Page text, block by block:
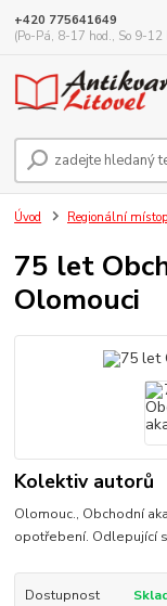
+420 775641649
(Po-Pá, 8-17 hod., So 9-12
Úvod Regionální
75 let
Olomouci
Kolektiv autorů
Olomouc., Obchodní
opotřebení. Odlepující
Dostupnost